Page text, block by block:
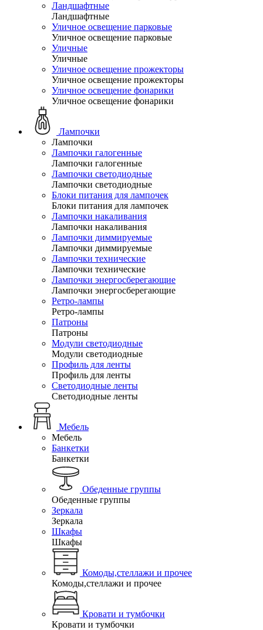
Ландшафтные
Ландшафтные
Уличное освещение парковые
Уличное освещение парковые
Уличные
Уличные
Уличное освещение прожекторы
Уличное освещение прожекторы
Уличное освещение фонарики
Уличное освещение фонарики
Лампочки
Лампочки
Лампочки галогенные
Лампочки галогенные
Лампочки светодиодные
Лампочки светодиодные
Блоки питания для лампочек
Блоки питания для лампочек
Лампочки накаливания
Лампочки накаливания
Лампочки диммируемые
Лампочки диммируемые
Лампочки технические
Лампочки технические
Лампочки энергосберегающие
Лампочки энергосберегающие
Ретро-лампы
Ретро-лампы
Патроны
Патроны
Модули светодиодные
Модули светодиодные
Профиль для ленты
Профиль для ленты
Светодиодные ленты
Светодиодные ленты
Мебель
Мебель
Банкетки
Банкетки
Обеденные группы
Обеденные группы
Зеркала
Зеркала
Шкафы
Шкафы
Комоды,стеллажи и прочее
Комоды,стеллажи и прочее
Кровати и тумбочки
Кровати и тумбочки